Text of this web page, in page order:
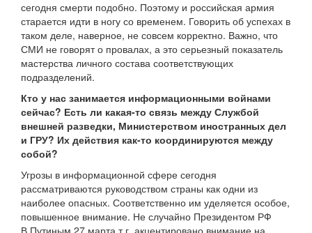
сегодня смерти подобно. Поэтому и российская армия
старается идти в ногу со временем. Говорить об успехах в
таком деле, наверное, не совсем корректно. Важно, что
СМИ не говорят о провалах, а это серьезный показатель
мастерства личного состава соответствующих
подразделений.
Кто у нас занимается информационными войнами
сейчас? Есть ли какая-то связь между Службой
внешней разведки, Министерством иностранных дел
и ГРУ? Их действия как-то координируются между
собой?
Угрозы в информационной сфере сегодня
рассматриваются руководством страны как одни из
наиболее опасных. Соответственно им уделяется особое,
повышенное внимание. Не случайно Президентом РФ